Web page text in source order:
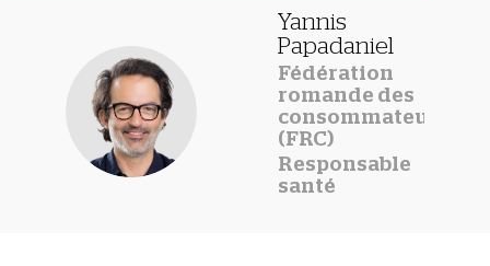
YP
Yannis
Papadaniel
Fédération
romande des
consommateurs
(FRC)
Responsable
santé